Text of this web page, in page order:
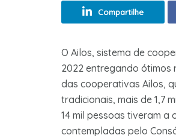
Compartilhe
O Ailos, sistema de
2022 entregando ótimos
das cooperativas Ailos,
tradicionais, mais de 1,7
14 mil pessoas tiveram a
contempladas pelo